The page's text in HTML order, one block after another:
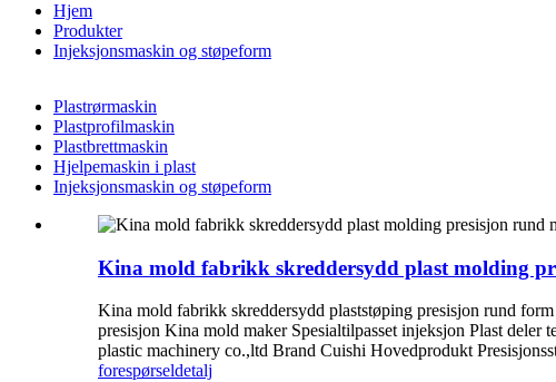
Hjem
Produkter
Injeksjonsmaskin og støpeform
Plastrørmaskin
Plastprofilmaskin
Plastbrettmaskin
Hjelpemaskin i plast
Injeksjonsmaskin og støpeform
Kina mold fabrikk skreddersydd plast molding
Kina mold fabrikk skreddersydd plaststøping presisjon rund
presisjon Kina mold maker Spesialtilpasset injeksjon Plast
plastic machinery co.,ltd Brand Cuishi Hovedprodukt
forespørseldetalj